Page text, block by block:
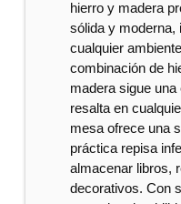
hierro y madera
sólida y moderna,
cualquier
combinación de
madera sigue
resalta en
mesa ofrece una
práctica repisa
almacenar libros,
decorativos. Con